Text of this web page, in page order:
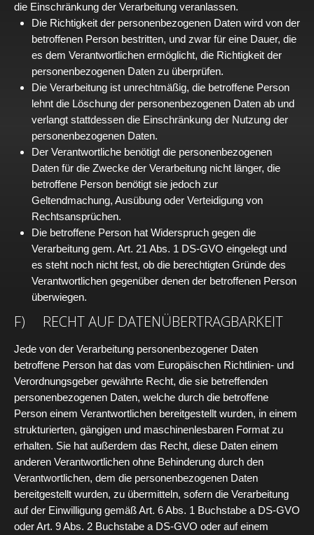
die Einschränkung der Verarbeitung veranlassen.
Die Richtigkeit der personenbezogenen Daten wird von der
betroffenen Person bestritten, und zwar für eine Dauer, die
es dem Verantwortlichen ermöglicht, die Richtigkeit der
personenbezogenen Daten zu überprüfen.
Die Verarbeitung ist unrechtmäßig, die betroffene Person
lehnt die Löschung der personenbezogenen Daten ab und
verlangt stattdessen die Einschränkung der Nutzung der
personenbezogenen Daten.
Der Verantwortliche benötigt die personenbezogenen
Daten für die Zwecke der Verarbeitung nicht länger, die
betroffene Person benötigt sie jedoch zur
Geltendmachung, Ausübung oder Verteidigung von
Rechtsansprüchen.
Die betroffene Person hat Widerspruch gegen die
Verarbeitung gem. Art. 21 Abs. 1 DS-GVO eingelegt und
es steht noch nicht fest, ob die berechtigten Gründe des
Verantwortlichen gegenüber denen der betroffenen Person
überwiegen.
F) RECHT AUF DATENÜBERTRAGBARKEIT
Jede von der Verarbeitung personenbezogener Daten
betroffene Person hat das vom Europäischen Richtlinien- und
Verordnungsgeber gewährte Recht, die sie betreffenden
personenbezogenen Daten, welche durch die betroffene
Person einem Verantwortlichen bereitgestellt wurden, in einem
strukturierten, gängigen und maschinenlesbaren Format zu
erhalten. Sie hat außerdem das Recht, diese Daten einem
anderen Verantwortlichen ohne Behinderung durch den
Verantwortlichen, dem die personenbezogenen Daten
bereitgestellt wurden, zu übermitteln, sofern die Verarbeitung
auf der Einwilligung gemäß Art. 6 Abs. 1 Buchstabe a DS-GVO
oder Art. 9 Abs. 2 Buchstabe a DS-GVO oder auf einem